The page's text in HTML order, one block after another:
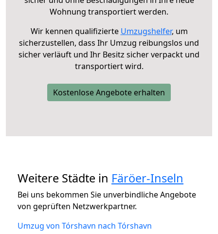
Wohnung transportiert werden.
Wir kennen qualifizierte Umzugshelfer, um
sicherzustellen, dass Ihr Umzug reibungslos und
sicher verläuft und Ihr Besitz sicher verpackt und
transportiert wird.
Kostenlose Angebote erhalten
Weitere Städte in Färöer-Inseln
Bei uns bekommen Sie unverbindliche Angebote
von geprüften Netzwerkpartner.
Umzug von Tórshavn nach Tórshavn